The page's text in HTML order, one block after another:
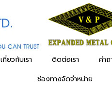
เกี่ยวกับเรา ติดต่อเรา คำ
ช่องทางจัดจำหน่าย